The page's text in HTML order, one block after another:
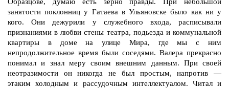
Образцове, думаю есть зерно правды. При небольшой
занятости поклонниц у Гатаева в Ульяновске было как ни у
кого. Они дежурили у служебного входа, расписывали
признаниями в любви стены театра, подьезда и коммунальной
квартиры в доме на улице Мира, где мы с ним
непродолжительное время были соседями. Валера прекрасно
понимал и знал меру своим внешним данным. При своей
неотразимости он никогда не был простым, напротив —
этаким холодным и рассудочным интеллектуалом. Читал и